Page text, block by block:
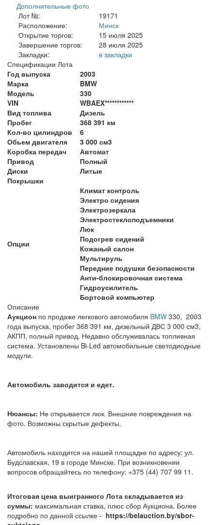
Дополнительные фото
Лот №:
19171
Расположение:
Минск
Открытие торгов:
15 июля 2025
Завершение торгов:
28 июля 2025
Закладки:
в закладки
Спецификации Лота
Год выпуска
2003
Марка
BMW
Модель
330
VIN
WBAEX************
Вид топлива
Дизель
Пробег
368 391 км
Кол-во цилиндров
6
Обьем двигателя
3 000 см3
Коробка передач
Автомат
Привод
Полный
Диски
Литые
Покрышки
Опции
Климат контроль
Электро сидения
Электрозеркала
Электростеклоподъемники
Люк
Подогрев сидений
Кожаный салон
Мультируль
Передние подушки безопасности
Анти-блокировочная система
Гидроусилитель
Бортовой компьютер
Описание
Аукцион по продаже легкового автомобиля BMW 330, 2003
года выпуска, пробег 368 391 км, дизельный ДВС 3 000 см3,
АКПП, полный привод. Недавно обслуживалась топливная
система. Установлены Bi-Led автомобильные светодиодные
модули.
Автомобиль заводится и едет.
Нюансы: Не открывается люк. Внешние повреждения на
фото. Возможны скрытые дефекты.
Автомобиль находится на нашей площадке по адресу: ул.
Будславская, 19 в городе Минске. При возникновении
вопросов обращайтесь по телефону: +375 (44) 707 99 11.
Итоговая цена выигранного Лота складывается из
суммы: максимальная ставка, плюс сбор Аукциона. Более
подробно по данной ссылке - https://belauction.by/sbor-